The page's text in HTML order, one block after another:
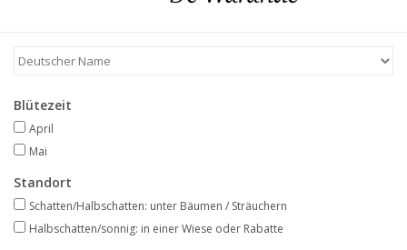
Frühjahrsblüher
Sommerblüher
Herbstblüher
Schattenpflanzen
Blütezeit
April
Mai
Standort
Schatten/Halbschatten: unter Bäumen / Sträuchern
Halbschatten/sonnig: in einer Wiese oder Rabatte